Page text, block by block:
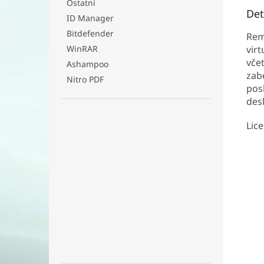
Ostatní
ID Manager
Bitdefender
WinRAR
Ashampoo
Nitro PDF